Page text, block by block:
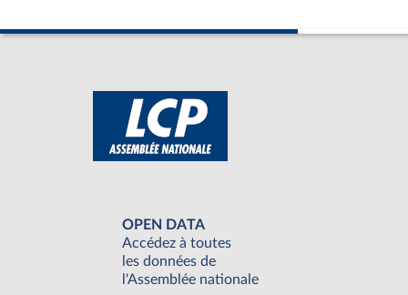
OPEN DATA
Accédez à toutes
les données de
l'Assemblée nationale